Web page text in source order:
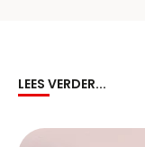
LEES VERDER...